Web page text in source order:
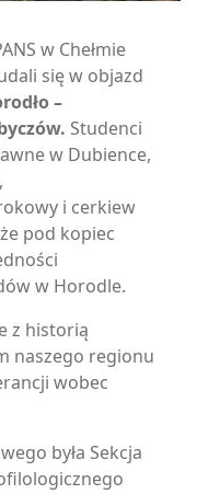
w Chełmie
się w objazd
–
Studenci
w Dubience,
i cerkiew
pod kopiec
w Horodle.
z historią
naszego regionu
wobec
była Sekcja